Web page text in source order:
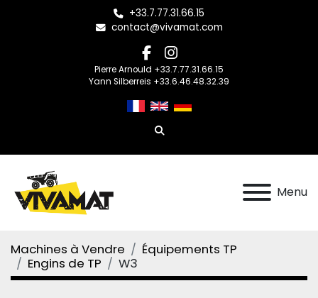
+33.7.77.31.66.15
contact@vivamat.com
facebook
instagram
Pierre Arnould +33.7.77.31.66.15
Yann Silberreis +33.6.46.48.32.39
Rechercher
Menu
Machines à Vendre
Équipements TP
Engins de TP
W3